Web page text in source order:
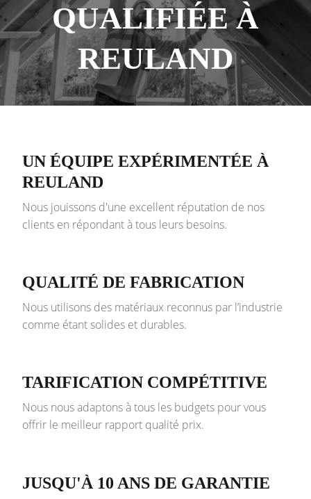
QUALIFIÉE À
REULAND
UN ÉQUIPE EXPÉRIMENTÉE À
REULAND
Nous jouissons d'une excellent réputation de nos
clients en répondant à tous leurs besoins.
QUALITÉ DE FABRICATION
Nous utilisons des matériaux reconnus par l’industrie
comme étant solides et durables.
TARIFICATION COMPÉTITIVE
Nous nous adaptons à tous les budgets pour vous
offrir le meilleur rapport qualité prix.
JUSQU'À 10 ANS DE GARANTIE